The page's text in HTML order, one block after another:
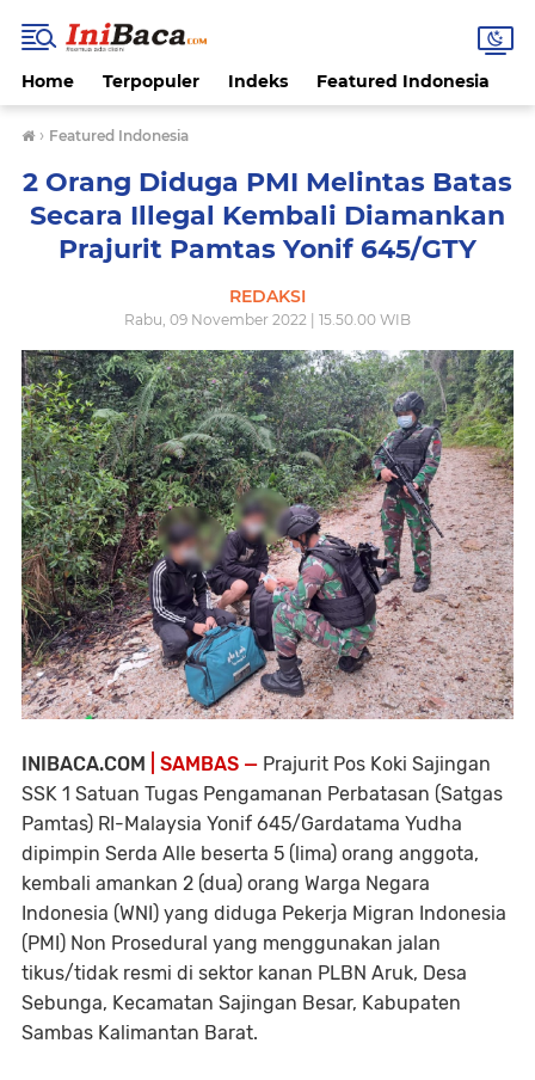
Home Terpopuler Indeks Featured Indonesia
› Featured Indonesia
2 Orang Diduga PMI Melintas Batas
Secara Illegal Kembali Diamankan
Prajurit Pamtas Yonif 645/GTY
REDAKSI
Rabu, 09 November 2022 | 15.50.00 WIB
INIBACA.COM | SAMBAS — Prajurit Pos Koki Sajingan
SSK 1 Satuan Tugas Pengamanan Perbatasan (Satgas
Pamtas) RI-Malaysia Yonif 645/Gardatama Yudha
dipimpin Serda Alle beserta 5 (lima) orang anggota,
kembali amankan 2 (dua) orang Warga Negara
Indonesia (WNI) yang diduga Pekerja Migran Indonesia
(PMI) Non Prosedural yang menggunakan jalan
tikus/tidak resmi di sektor kanan PLBN Aruk, Desa
Sebunga, Kecamatan Sajingan Besar, Kabupaten
Sambas Kalimantan Barat.